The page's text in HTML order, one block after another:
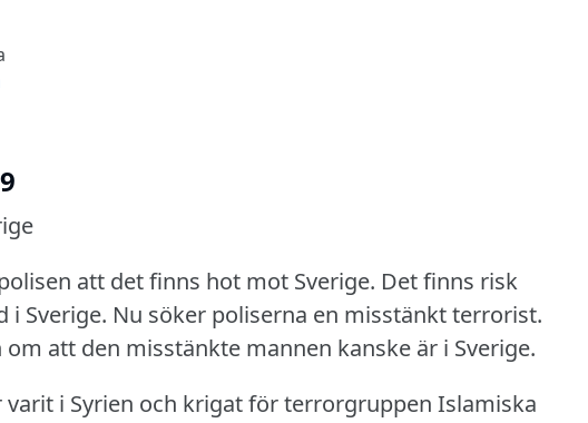
att det finns hot mot Sverige. Det finns risk
i Sverige. Nu söker poliserna en misstänkt terrorist.
att den misstänkte mannen kanske är i Sverige.
i Syrien och krigat för terrorgruppen Islamiska